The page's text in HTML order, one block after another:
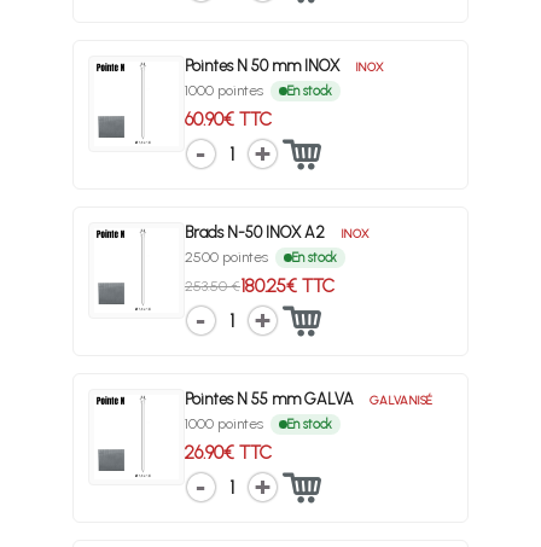
Pointes N 50 mm INOX INOX
1000 pointes En stock
60.90€ TTC
1
Brads N-50 INOX A2 INOX
2500 pointes En stock
253.50 €180.25€ TTC
1
Pointes N 55 mm GALVA GALVANISÉ
1000 pointes En stock
26.90€ TTC
1